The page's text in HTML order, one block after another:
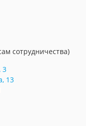
сотрудничества)
3
13